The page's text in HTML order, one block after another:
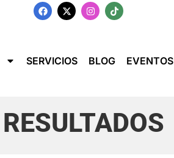
SERVICIOS BLOG EVENTOS
RESULTADOS